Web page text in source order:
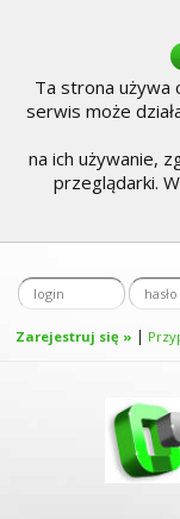
Ta strona używa
serwis może
na ich używanie,
przeglądarki.
Zarejestruj się » |